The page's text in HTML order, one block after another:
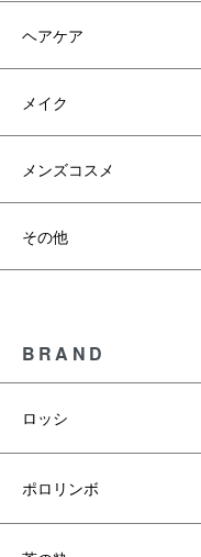
ヘアケア
メイク
メンズコスメ
その他
BRAND
ロッシ
ポロリンボ